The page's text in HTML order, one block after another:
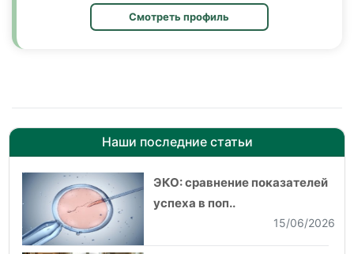
Смотреть профиль
Наши последние статьи
ЭКО: сравнение показателей
успеха в поп..
15/06/2026